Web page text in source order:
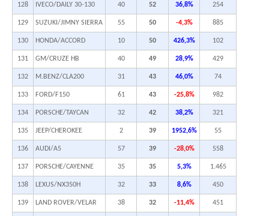
128 IVECO/DAILY 30-130 40 52 36,8% 254
129 SUZUKI/JIMNY SIERRA 55 50 -4,3% 885
130 HONDA/ACCORD 10 50 426,3% 102
131 GM/CRUZE HB 40 49 28,9% 429
132 M.BENZ/CLA200 31 43 46,0% 74
133 FORD/F150 61 43 -25,8% 982
134 PORSCHE/TAYCAN 32 42 38,2% 321
135 JEEP/CHEROKEE 2 39 1952,6% 55
136 AUDI/A5 57 39 -28,0% 558
137 PORSCHE/CAYENNE 35 35 5,3% 1.465
138 LEXUS/NX350H 32 33 8,6% 450
139 LAND ROVER/VELAR 38 32 -11,4% 451